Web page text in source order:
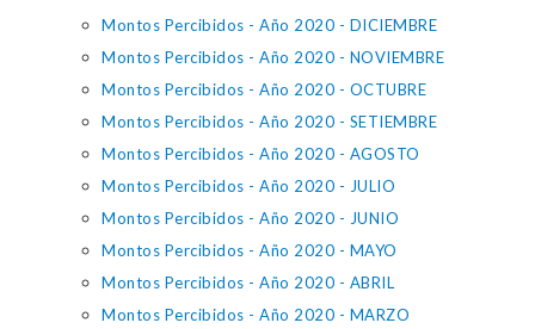
Montos Percibidos - Año 2020 - DICIEMBRE
Montos Percibidos - Año 2020 - NOVIEMBRE
Montos Percibidos - Año 2020 - OCTUBRE
Montos Percibidos - Año 2020 - SETIEMBRE
Montos Percibidos - Año 2020 - AGOSTO
Montos Percibidos - Año 2020 - JULIO
Montos Percibidos - Año 2020 - JUNIO
Montos Percibidos - Año 2020 - MAYO
Montos Percibidos - Año 2020 - ABRIL
Montos Percibidos - Año 2020 - MARZO